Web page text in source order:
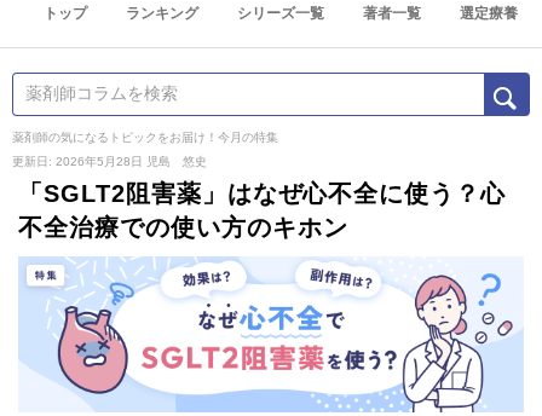
トップ ランキング シリーズ一覧 著者一覧 選定療養
薬剤師の気になるトピックをお届け！今月の特集
更新日: 2026年5月28日
児島 悠史
「SGLT2阻害薬」はなぜ心不全に使う？心
不全治療での使い方のキホン